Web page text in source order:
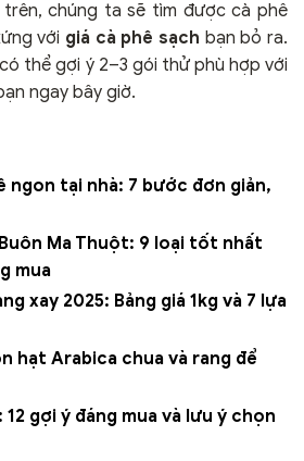
chúng ta sẽ tìm được cà phê
với giá cà phê sạch bạn bỏ ra.
thể gợi ý 2–3 gói thử phù hợp với
ngay bây giờ.
ngon tại nhà: 7 bước đơn giản,
Ma Thuột: 9 loại tốt nhất
mua
xay 2025: Bảng giá 1kg và 7 lựa
hạt Arabica chua và rang để
gợi ý đáng mua và lưu ý chọn